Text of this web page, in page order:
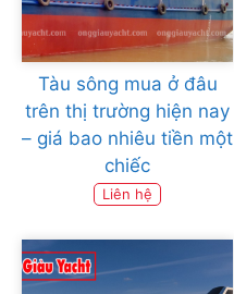
Tàu sông mua ở đâu
trên thị trường hiện nay
– giá bao nhiêu tiền một
chiếc
Liên hệ